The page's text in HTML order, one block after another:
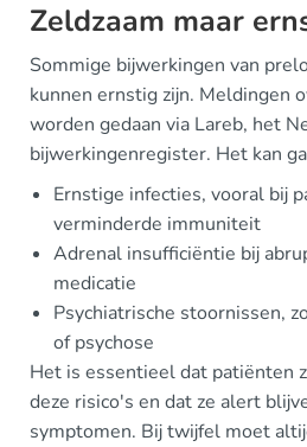
Zeldzaam maar
Sommige bijwerkingen van
kunnen ernstig zijn. Meldingen
worden gedaan via Lareb, het
bijwerkingenregister. Het kan
Ernstige infecties, vooral bij
verminderde immuniteit
Adrenal insufficiëntie bij
medicatie
Psychiatrische stoornissen,
of psychose
Het is essentieel dat patiënten
deze risico's en dat ze alert
symptomen. Bij twijfel moet